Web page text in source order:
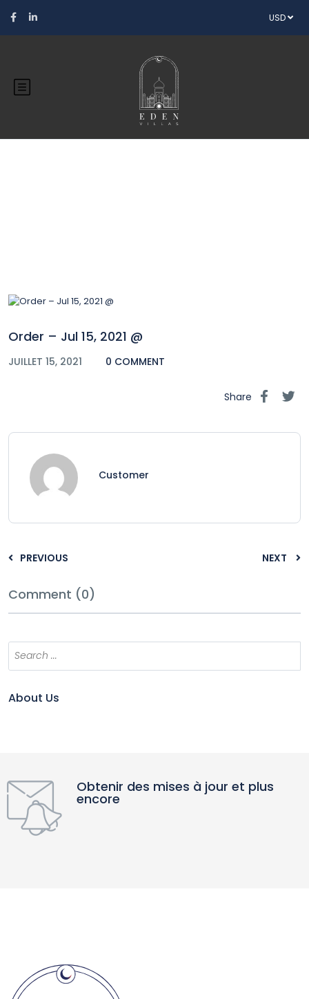
USD
Order – Jul 15, 2021 @
JUILLET 15, 2021 0 COMMENT
Share
Customer
PREVIOUS NEXT
Comment (0)
About Us
Obtenir des mises à jour et plus
encore